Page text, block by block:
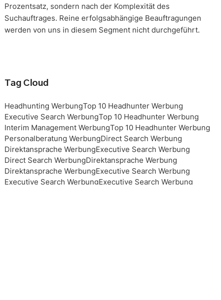
Prozentsatz, sondern nach der Komplexität des
Suchauftrages. Reine erfolgsabhängige Beauftragungen
werden von uns in diesem Segment nicht durchgeführt.
Tag Cloud
Headhunting WerbungTop 10 Headhunter Werbung
Executive Search WerbungTop 10 Headhunter Werbung
Interim Management WerbungTop 10 Headhunter Werbung
Personalberatung WerbungDirect Search Werbung
Direktansprache WerbungExecutive Search Werbung
Direct Search WerbungDirektansprache Werbung
Direktansprache WerbungExecutive Search Werbung
Executive Search WerbungExecutive Search Werbung